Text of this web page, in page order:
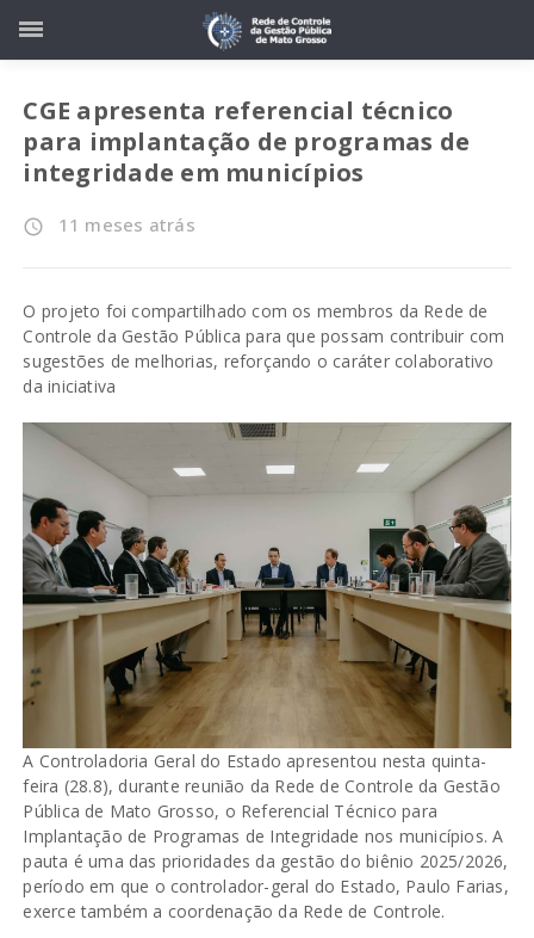
CGE apresenta referencial técnico
para implantação de programas de
integridade em municípios
access_time 11 meses atrás
O projeto foi compartilhado com os membros da Rede de
Controle da Gestão Pública para que possam contribuir com
sugestões de melhorias, reforçando o caráter colaborativo
da iniciativa
A Controladoria Geral do Estado apresentou nesta quinta-
feira (28.8), durante reunião da Rede de Controle da Gestão
Pública de Mato Grosso, o Referencial Técnico para
Implantação de Programas de Integridade nos municípios. A
pauta é uma das prioridades da gestão do biênio 2025/2026,
período em que o controlador-geral do Estado, Paulo Farias,
exerce também a coordenação da Rede de Controle.